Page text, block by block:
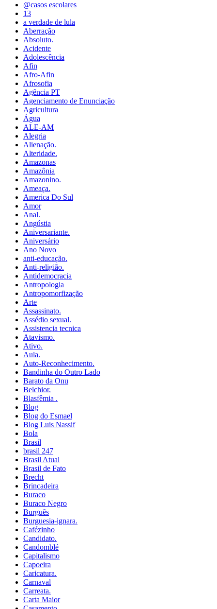
@casos escolares
13
a verdade de lula
Aberração
Absoluto.
Acidente
Adolescência
Afin
Afro-Afin
Afrosofia
Agência PT
Agenciamento de Enunciação
Agricultura
Água
ALE-AM
Alegria
Alienação.
Alteridade.
Amazonas
Amazônia
Amazonino.
Ameaça.
America Do Sul
Amor
Anal.
Angústia
Aniversariante.
Aniversário
Ano Novo
anti-educação.
Anti-religião.
Antidemocracia
Antropologia
Antropomorfização
Arte
Assassinato.
Assédio sexual.
Assistencia tecnica
Atavismo.
Ativo.
Aula.
Auto-Reconhecimento.
Bandinha do Outro Lado
Barato da Onu
Belchior.
Blasfêmia .
Blog
Blog do Esmael
Blog Luis Nassif
Bola
Brasil
brasil 247
Brasil Atual
Brasil de Fato
Brecht
Brincadeira
Buraco
Buraco Negro
Burguês
Burguesia-ignara.
Cafézinho
Candidato.
Candomblé
Capitalismo
Capoeira
Caricatura.
Carnaval
Carreata.
Carta Maior